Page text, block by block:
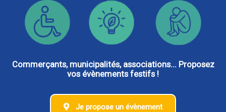
Commerçants, municipalités, associations... Proposez
vos évènements festifs !
Je propose un évènement